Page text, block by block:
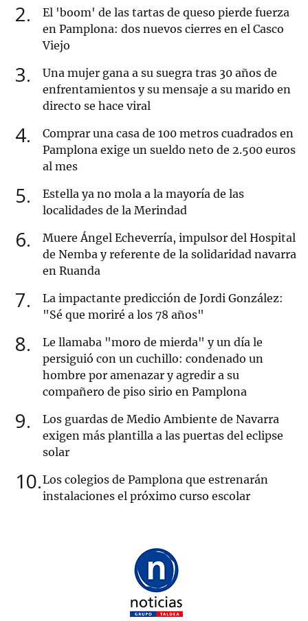
2
El 'boom' de las tartas de queso pierde fuerza
en Pamplona: dos nuevos cierres en el Casco
Viejo
3
Una mujer gana a su suegra tras 30 años de
enfrentamientos y su mensaje a su marido en
directo se hace viral
4
Comprar una casa de 100 metros cuadrados en
Pamplona exige un sueldo neto de 2.500 euros
al mes
5
Estella ya no mola a la mayoría de las
localidades de la Merindad
6
Muere Ángel Echeverría, impulsor del Hospital
de Nemba y referente de la solidaridad navarra
en Ruanda
7
La impactante predicción de Jordi González:
"Sé que moriré a los 78 años"
8
Le llamaba "moro de mierda" y un día le
persiguió con un cuchillo: condenado un
hombre por amenazar y agredir a su
compañero de piso sirio en Pamplona
9
Los guardas de Medio Ambiente de Navarra
exigen más plantilla a las puertas del eclipse
solar
10 Los colegios de Pamplona que estrenarán
instalaciones el próximo curso escolar